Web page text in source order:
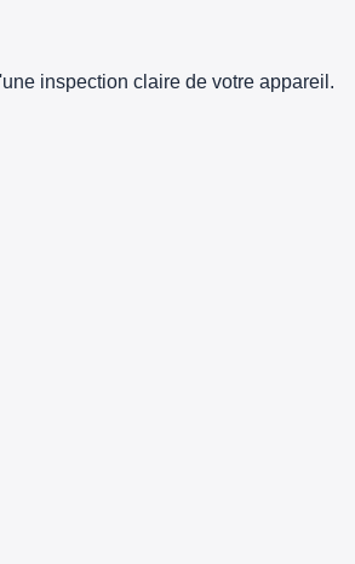
inspection claire de votre appareil.